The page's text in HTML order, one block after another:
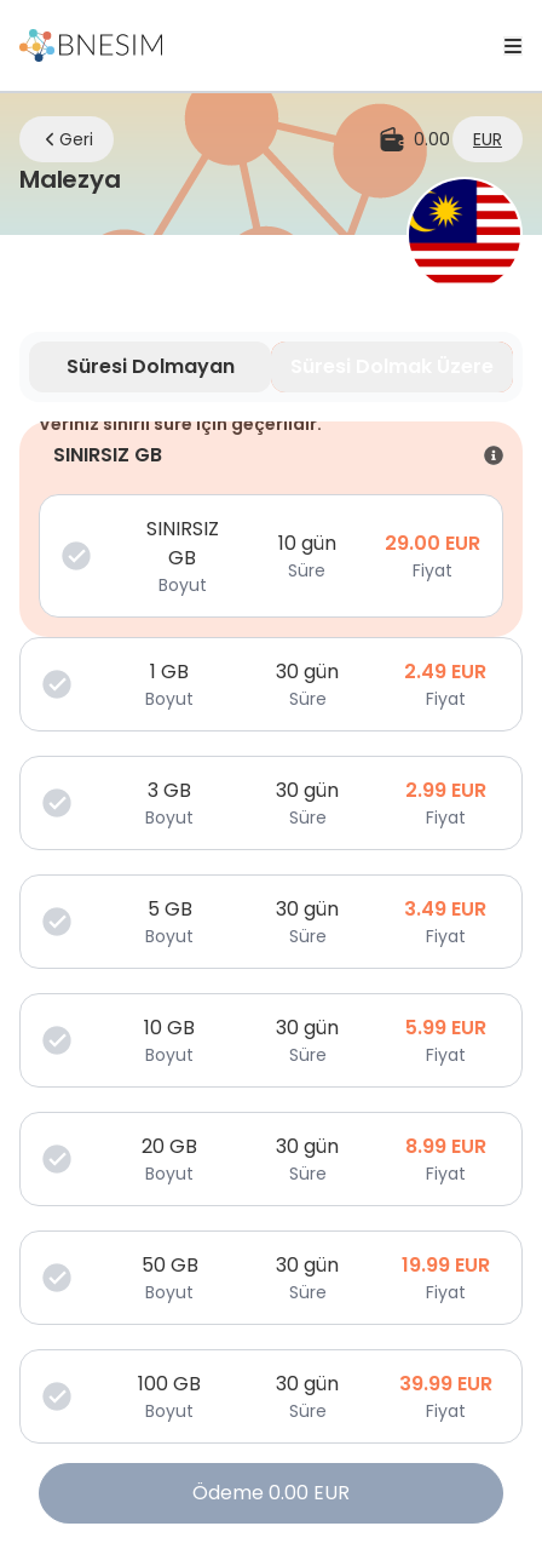
Geri 0.00 EUR
MalezyaeSIM | Nerede olursanız olun
Süresi Dolmayan
Veriniz sınırlı süre için geçerlidir.
SINIRSIZ GB
SINIRSIZ
GB
Boyut
10 gün
Süre
29.00 EUR
Fiyat
1 GB
Boyut
30 gün
Süre
2.49 EUR
Fiyat
3GB
Boyut
30 gün
Süre
2.99 EUR
Fiyat
5 GB
Boyut
30 gün
Süre
3.49 EUR
Fiyat
10GB
Boyut
30 gün
Süre
5.99 EUR
Fiyat
20GB
Boyut
30 gün
Süre
8.99 EUR
Fiyat
50GB
Boyut
30 gün
Süre
19.99 EUR
Fiyat
100GB
Boyut
30 gün
Süre
39.99 EUR
Fiyat
Ödeme 0.00 EUR